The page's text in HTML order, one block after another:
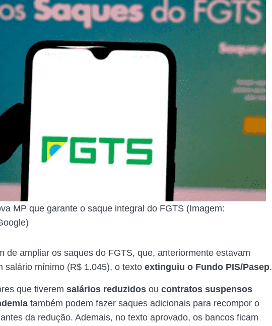
MP que garante o saque integral do FGTS (Imagem:
de ampliar os saques do FGTS, que, anteriormente estavam
salário mínimo (R$ 1.045), o texto extinguiu o Fundo PIS/Pasep.
que tiverem salários reduzidos ou contratos suspensos
também podem fazer saques adicionais para recompor o
da redução. Ademais, no texto aprovado, os bancos ficam